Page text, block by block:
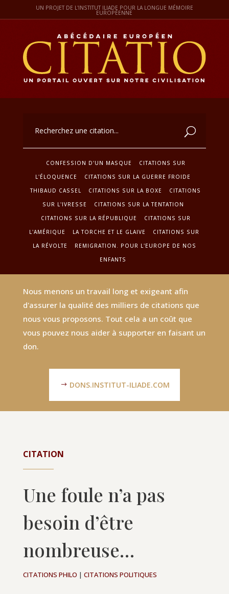
UN PROJET DE L'INSTITUT ILIADE POUR LA LONGUE MÉMOIRE
EUROPÉENNE
CONFESSION D'UN MASQUE
CITATIONS SUR
L'ÉLOQUENCE
CITATIONS SUR LA GUERRE FROIDE
THIBAUD CASSEL
CITATIONS SUR LA BOXE
CITATIONS
SUR L'IVRESSE
CITATIONS SUR LA TENTATION
CITATIONS SUR LA RÉPUBLIQUE
CITATIONS SUR
L'AMÉRIQUE
LA TORCHE ET LE GLAIVE
CITATIONS SUR
LA RÉVOLTE
REMIGRATION. POUR L'EUROPE DE NOS
ENFANTS
Nous menons un travail long et exigeant afin
d'assurer la qualité des milliers de citations que
nous vous proposons. Tout cela a un coût que
vous pouvez nous aider à supporter en faisant un
don.
DONS.INSTITUT-ILIADE.COM
CITATION
Une foule n’a pas
besoin d’être
nombreuse…
CITATIONS PHILO | CITATIONS POLITIQUES